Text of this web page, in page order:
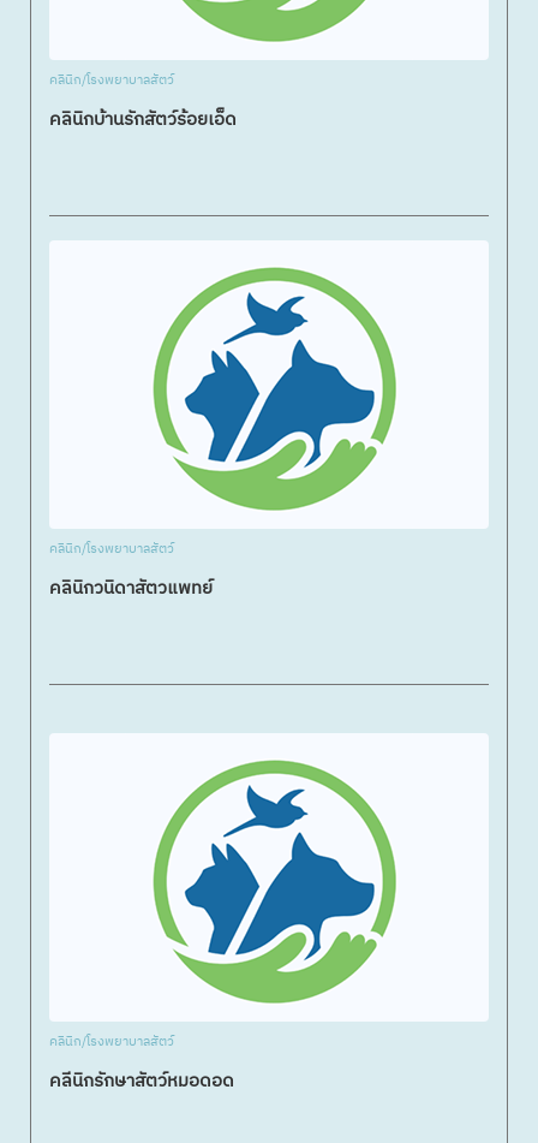
คลินิก/โรงพยาบาลสัตว์
คลินิกบ้านรักสัตว์ร้อยเอ็ด
คลินิก/โรงพยาบาลสัตว์
คลินิกวนิดาสัตวแพทย์
คลินิก/โรงพยาบาลสัตว์
คลีนิกรักษาสัตว์หมอดอด